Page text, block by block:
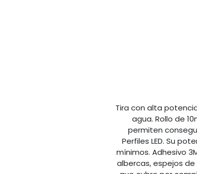
Tira con alta
agua. Rollo de
permiten
Perfiles LED. Su
mínimos. Adhesivo
albercas, espejos